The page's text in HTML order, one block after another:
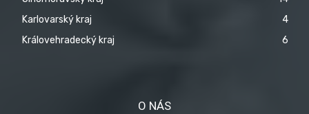
Karlovarský kraj
4
Královehradecký kraj
6
O NÁS